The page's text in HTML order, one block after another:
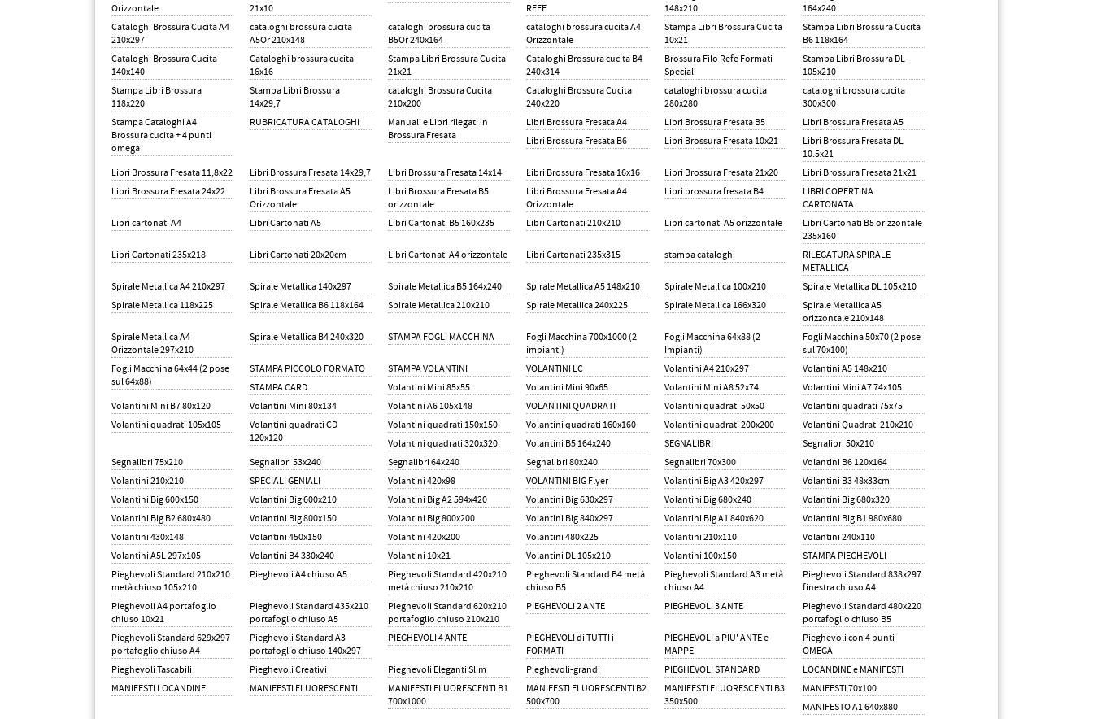
PETTORALI
DORSALI TARGHE
PETTORALI NUMERI DA
GARA
PETTORALI CON NOME ATLETA
NUMERI DA GARA MTB
Orizzontale
21x10
REFE
148x210
164x240
Cataloghi Brossura Cucita A4
210x297
cataloghi brossura cucita
A5Or 210x148
cataloghi brossura cucita
B5Or 240x164
cataloghi brossura cucita A4
Orizzontale
Stampa Libri Brossura Cucita
10x21
Stampa Libri Brossura Cucita
B6 118x164
Cataloghi Brossura Cucita
140x140
Cataloghi brossura cucita
16x16
Stampa Libri Brossura Cucita
21x21
Cataloghi Brossura cucita B4
240x314
Brossura Filo Refe Formati
Speciali
Stampa Libri Brossura DL
105x210
Stampa Libri Brossura
118x220
Stampa Libri Brossura
14x29,7
cataloghi Brossura Cucita
210x200
Cataloghi Brossura Cucita
240x220
cataloghi brossura cucita
280x280
cataloghi brossura cucita
300x300
Stampa Cataloghi A4
Brossura cucita + 4 punti
omega
RUBRICATURA CATALOGHI
Manuali e Libri rilegati in
Brossura Fresata
Libri Brossura Fresata A4 Libri Brossura Fresata B5
Libri Brossura Fresata A5
Libri Brossura Fresata B6
Libri Brossura Fresata 10x21
Libri Brossura Fresata DL
10.5x21
Libri Brossura Fresata 11,8x22
Libri Brossura Fresata 14x29,7 Libri Brossura Fresata 14x14 Libri Brossura Fresata 16x16 Libri Brossura Fresata 21x20
Libri Brossura Fresata 21x21
Libri Brossura Fresata 24x22
Libri Brossura Fresata A5
Orizzontale
Libri Brossura Fresata B5
orizzontale
Libri Brossura Fresata A4
Orizzontale
Libri brossura fresata B4
LIBRI COPERTINA
CARTONATA
Libri cartonati A4
Libri Cartonati A5 Libri Cartonati B5 160x235 Libri Cartonati 210x210 Libri cartonati A5 orizzontale
Libri Cartonati B5 orizzontale
235x160
Libri Cartonati 235x218
Libri Cartonati 20x20cm Libri Cartonati A4 orizzontale Libri Cartonati 235x315 stampa cataloghi
RILEGATURA SPIRALE
METALLICA
Spirale Metallica A4 210x297
Spirale Metallica 140x297 Spirale Metallica B5 164x240 Spirale Metallica A5 148x210 Spirale Metallica 100x210
Spirale Metallica DL 105x210
Spirale Metallica 118x225
Spirale Metallica B6 118x164 Spirale Metallica 210x210 Spirale Metallica 240x225 Spirale Metallica 166x320
Spirale Metallica A5
orizzontale 210x148
Spirale Metallica A4
Orizzontale 297x210
Spirale Metallica B4 240x320 STAMPA FOGLI MACCHINA
Fogli Macchina 700x1000 (2
impianti)
Fogli Macchina 64x88 (2
Impianti)
Fogli Macchina 50x70 (2 pose
sul 70x100)
Fogli Macchina 64x44 (2 pose
sul 64x88)
STAMPA PICCOLO FORMATO STAMPA VOLANTINI VOLANTINI LC Volantini A4 210x297
Volantini A5 148x210
STAMPA CARD
Volantini Mini 85x55 Volantini Mini 90x65 Volantini Mini A8 52x74
Volantini Mini A7 74x105
Volantini Mini B7 80x120
Volantini Mini 80x134 Volantini A6 105x148 VOLANTINI QUADRATI Volantini quadrati 50x50
Volantini quadrati 75x75
Volantini quadrati 105x105
Volantini quadrati CD
120x120
Volantini quadrati 150x150 Volantini quadrati 160x160 Volantini quadrati 200x200
Volantini Quadrati 210x210
Volantini quadrati 320x320
Volantini B5 164x240 SEGNALIBRI
Segnalibri 50x210
Segnalibri 75x210
Segnalibri 53x240 Segnalibri 64x240 Segnalibri 80x240 Segnalibri 70x300
Volantini B6 120x164
Volantini 210x210
SPECIALI GENIALI Volantini 420x98 VOLANTINI BIG Flyer Volantini Big A3 420x297
Volantini B3 48x33cm
Volantini Big 600x150
Volantini Big 600x210 Volantini Big A2 594x420 Volantini Big 630x297 Volantini Big 680x240
Volantini Big 680x320
Volantini Big B2 680x480
Volantini Big 800x150 Volantini Big 800x200 Volantini Big 840x297 Volantini Big A1 840x620
Volantini Big B1 980x680
Volantini 430x148
Volantini 450x150 Volantini 420x200 Volantini 480x225 Volantini 210x110
Volantini 240x110
Volantini A5L 297x105
Volantini B4 330x240 Volantini 10x21 Volantini DL 105x210 Volantini 100x150
STAMPA PIEGHEVOLI
Pieghevoli Standard 210x210
metà chiuso 105x210
Pieghevoli A4 chiuso A5
Pieghevoli Standard 420x210
metà chiuso 210x210
Pieghevoli Standard B4 metà
chiuso B5
Pieghevoli Standard A3 metà
chiuso A4
Pieghevoli Standard 838x297
finestra chiuso A4
Pieghevoli A4 portafoglio
chiuso 10x21
Pieghevoli Standard 435x210
portafoglio chiuso A5
Pieghevoli Standard 620x210
portafoglio chiuso 210x210
PIEGHEVOLI 2 ANTE PIEGHEVOLI 3 ANTE
Pieghevoli Standard 480x220
portafoglio chiuso B5
Pieghevoli Standard 629x297
portafoglio chiuso A4
Pieghevoli Standard A3
portafoglio chiuso 140x297
PIEGHEVOLI 4 ANTE
PIEGHEVOLI di TUTTI i
FORMATI
PIEGHEVOLI a PIU' ANTE e
MAPPE
Pieghevoli con 4 punti
OMEGA
Pieghevoli Tascabili
Pieghevoli Creativi Pieghevoli Eleganti Slim Pieghevoli-grandi PIEGHEVOLI STANDARD
LOCANDINE e MANIFESTI
MANIFESTI LOCANDINE
MANIFESTI FLUORESCENTI
MANIFESTI FLUORESCENTI B1
700x1000
MANIFESTI FLUORESCENTI B2
500x700
MANIFESTI FLUORESCENTI B3
350x500
MANIFESTI 70x100
MANIFESTO A1 640x880